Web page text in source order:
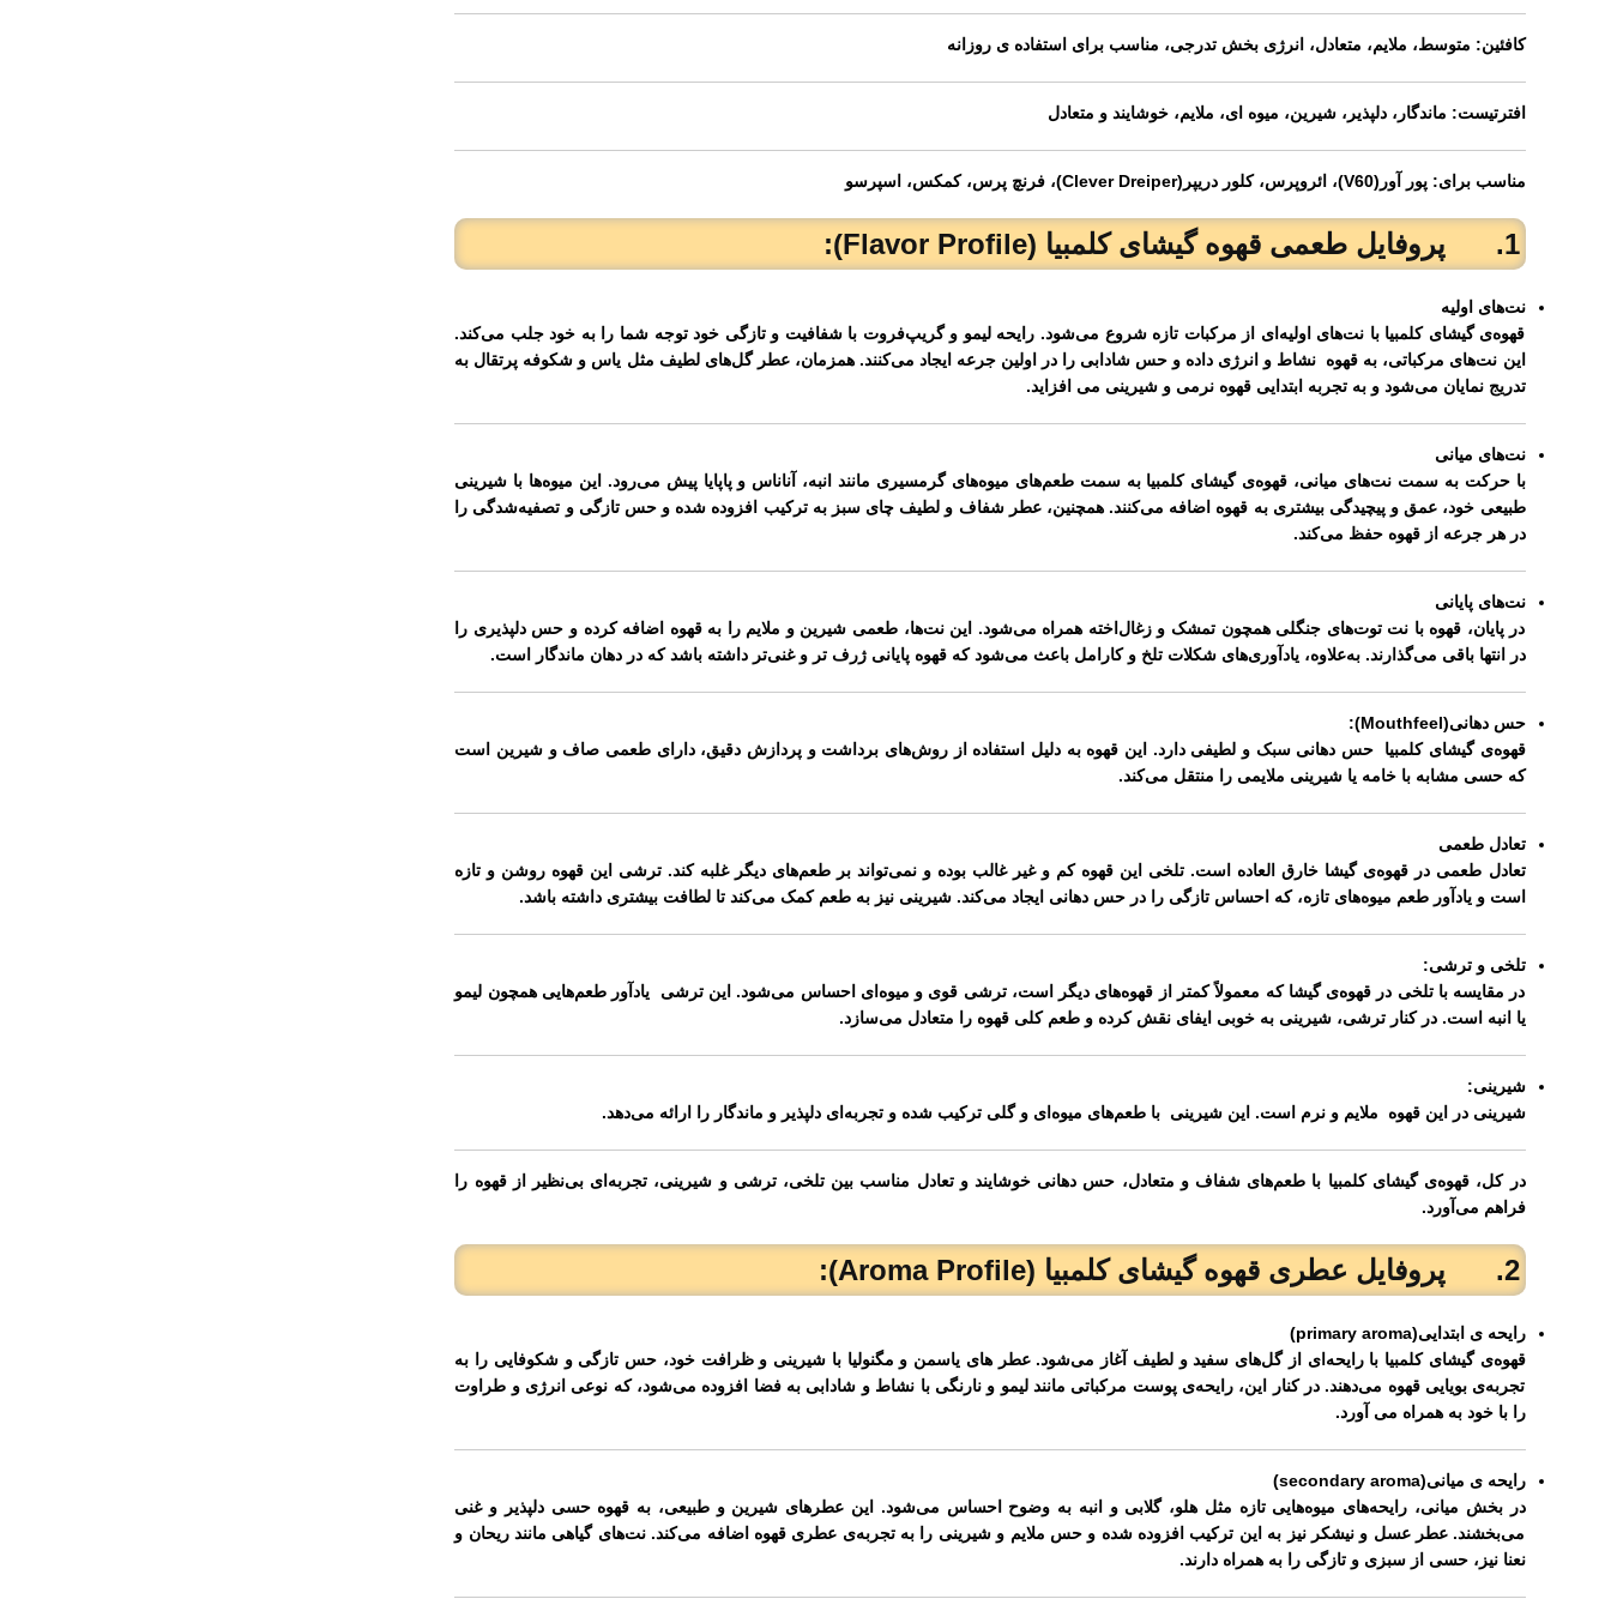
کافئین: متوسط، ملایم، متعادل، انرژی بخش تدرجی، مناسب برای استفاده ی روزانه
افترتیست: ماندگار، دلپذیر، شیرین، میوه ای، ملایم، خوشایند و متعادل
مناسب برای: پور آور(V60)، ائروپرس، کلور دریپر(Clever Dreiper)، فرنچ پرس، کمکس، اسپرسو
1. پروفایل طعمی قهوه گیشای کلمبیا (Flavor Profile):
نت‌های اولیه
قهوه‌ی گیشای کلمبیا با نت‌های اولیه‌ای از مرکبات تازه شروع می‌شود. رایحه لیمو و گریپ‌فروت با شفافیت و تازگی خود توجه شما را به خود جلب می‌کند.
این نت‌های مرکباتی، به قهوه نشاط و انرژی داده و حس شادابی را در اولین جرعه ایجاد می‌کنند. همزمان، عطر گل‌های لطیف مثل یاس و شکوفه پرتقال به
تدریج نمایان می‌شود و به تجربه ابتدایی قهوه نرمی و شیرینی می افزاید.
نت‌های میانی
با حرکت به سمت نت‌های میانی، قهوه‌ی گیشای کلمبیا به سمت طعم‌های میوه‌های گرمسیری مانند انبه، آناناس و پاپایا پیش می‌رود. این میوه‌ها با شیرینی
طبیعی خود، عمق و پیچیدگی بیشتری به قهوه اضافه می‌کنند. همچنین، عطر شفاف و لطیف چای سبز به ترکیب افزوده شده و حس تازگی و تصفیه‌شدگی را
در هر جرعه از قهوه حفظ می‌کند.
نت‌های پایانی
در پایان، قهوه با نت‌ توت‌های جنگلی همچون تمشک و زغال‌اخته همراه می‌شود. این نت‌ها، طعمی شیرین و ملایم را به قهوه اضافه کرده و حس دلپذیری را
در انتها باقی می‌گذارند. به‌علاوه، یادآوری‌های شکلات تلخ و کارامل باعث می‌شود که قهوه پایانی ژرف تر و غنی‌تر داشته باشد که در دهان ماندگار است.
حس دهانی(Mouthfeel
):
قهوه‌ی گیشای کلمبیا حس دهانی سبک و لطیفی دارد. این قهوه به دلیل استفاده از روش‌های برداشت و پردازش دقیق، دارای طعمی صاف و شیرین است
که حسی مشابه با خامه یا شیرینی ملایمی را منتقل می‌کند.
تعادل طعمی
تعادل طعمی در قهوه‌ی گیشا خارق العاده است. تلخی این قهوه کم و غیر غالب بوده و نمی‌تواند بر طعم‌های دیگر غلبه کند. ترشی این قهوه روشن و تازه
است و یادآور طعم میوه‌های تازه، که احساس تازگی را در حس دهانی ایجاد می‌کند. شیرینی نیز به طعم کمک می‌کند تا لطافت بیشتری داشته باشد.
تلخی و ترشی:
در مقایسه با تلخی در قهوه‌ی گیشا که معمولاً کمتر از قهوه‌های دیگر است، ترشی قوی و میوه‌ای احساس می‌شود. این ترشی یادآور طعم‌هایی همچون لیمو
یا انبه است. در کنار ترشی، شیرینی به خوبی ایفای نقش کرده و طعم کلی قهوه را متعادل می‌سازد.
شیرینی:
شیرینی در این قهوه ملایم و نرم است. این شیرینی با طعم‌های میوه‌ای و گلی ترکیب شده و تجربه‌ای دلپذیر و ماندگار را ارائه می‌دهد.
در کل، قهوه‌ی گیشای کلمبیا با طعم‌های شفاف و متعادل، حس دهانی خوشایند و تعادل مناسب بین تلخی، ترشی و شیرینی، تجربه‌ای بی‌نظیر از قهوه را
فراهم می‌آورد.
2. پروفایل عطری قهوه گیشای کلمبیا (Aroma Profile):
رایحه ی ابتدایی(primary aroma
)
قهوه‌ی گیشای کلمبیا با رایحه‌ای از گل‌های سفید و لطیف آغاز می‌شود. عطر های یاسمن و مگنولیا با شیرینی و ظرافت خود، حس تازگی و شکوفایی را به
تجربه‌ی بویایی قهوه می‌دهند. در کنار این، رایحه‌ی پوست مرکباتی مانند لیمو و نارنگی با نشاط و شادابی به فضا افزوده می‌شود، که نوعی انرژی و طراوت
را با خود به همراه می آورد.
رایحه ی میانی(secondary aroma
)
در بخش میانی، رایحه‌های میوه‌هایی تازه مثل هلو، گلابی و انبه به ‌وضوح احساس می‌شود. این عطرهای شیرین و طبیعی، به قهوه حسی دلپذیر و غنی
می‌بخشند. عطر عسل و نیشکر نیز به این ترکیب افزوده شده و حس ملایم و شیرینی را به تجربه‌ی عطری قهوه اضافه می‌کند. نت‌های گیاهی مانند ریحان و
نعنا نیز، حسی از سبزی و تازگی را به همراه دارند.